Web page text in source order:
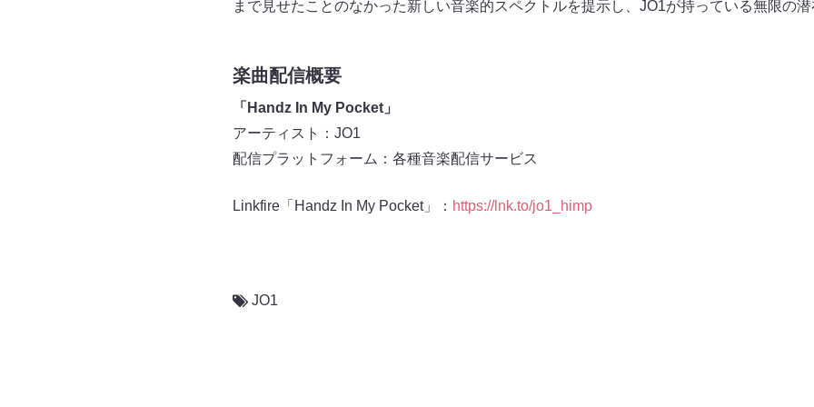
まで見せたことのなかった新しい音楽的スペクトルを提示し、JO1が持っている無限の潜
楽曲配信概要
「Handz In My Pocket」
アーティスト：JO1
配信プラットフォーム：各種⾳楽配信サービス
Linkfire「Handz In My Pocket」： https://lnk.to/jo1_himp
JO1